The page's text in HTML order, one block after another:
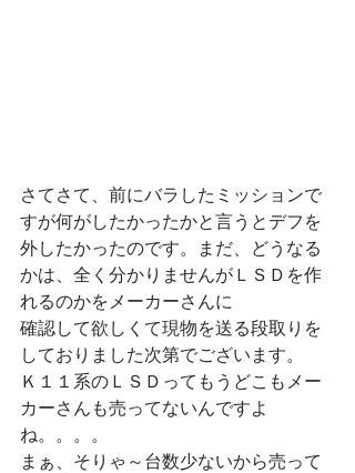
さてさて、前にバラしたミッションで
すが何がしたかったかと言うとデフを
外したかったのです。まだ、どうなる
かは、全く分かりませんがＬＳＤを作
れるのかをメーカーさんに
確認して欲しくて現物を送る段取りを
しておりました次第でございます。
Ｋ１１系のＬＳＤってもうどこもメー
カーさんも売ってないんですよ
ね。。。。
まぁ、そりゃ～台数少ないから売って